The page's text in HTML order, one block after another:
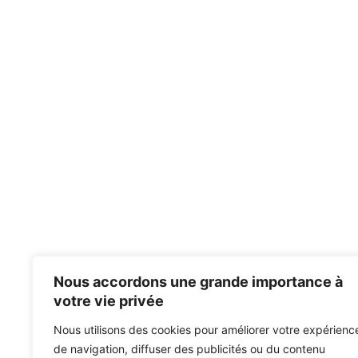
Nous accordons une grande importance à
votre vie privée
Nous utilisons des cookies pour améliorer votre
de navigation, diffuser des publicités ou du contenu